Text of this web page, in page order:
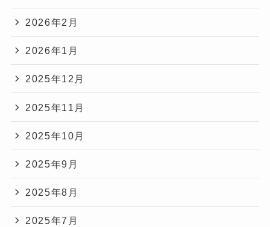
2026年2月
2026年1月
2025年12月
2025年11月
2025年10月
2025年9月
2025年8月
2025年7月